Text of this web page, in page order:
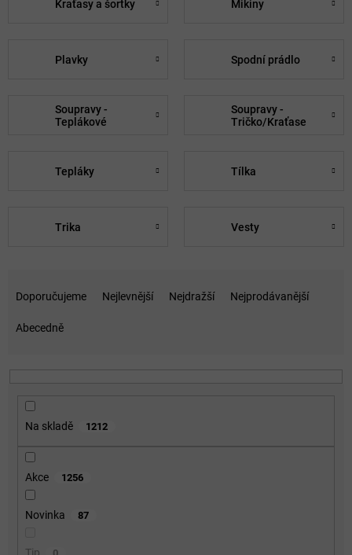
Kraťasy a šortky Mikiny
Plavky Spodní prádlo
Soupravy -
Teplákové
Soupravy -
Tričko/Kraťase
Tepláky Tílka
Trika Vesty
Doporučujeme Nejlevnější Nejdražší Nejprodávanější
Abecedně
Na skladě 1212
Akce 1256
Novinka 87